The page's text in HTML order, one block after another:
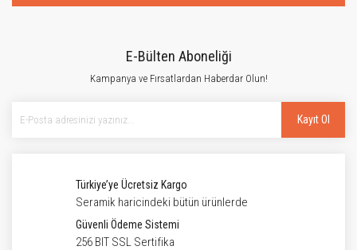
E-Bülten Aboneliği
Kampanya ve Fırsatlardan Haberdar Olun!
Kayıt Ol
Türkiye’ye Ücretsiz Kargo
Seramik haricindeki bütün ürünlerde
Güvenli Ödeme Sistemi
256 BIT SSL Sertifika